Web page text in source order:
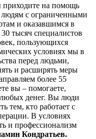
приходите на помощь
с ограниченными
и оказавшимся в
тысяч специалистов
пользующихся
условиях мы в
перед людьми,
и расширять меры
более 55
вы – помогаете,
любых денег. Вы люди
тем, кто работает с
В условиях
и профессионализм
Кондратьев.